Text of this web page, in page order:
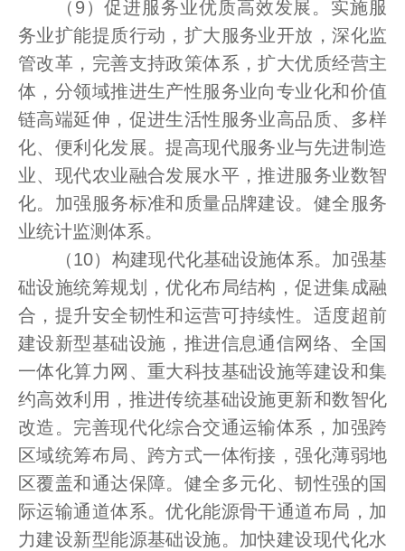
（9）促进服务业优质高效发展。实施服
务业扩能提质行动，扩大服务业开放，深化监
管改革，完善支持政策体系，扩大优质经营主
体，分领域推进生产性服务业向专业化和价值
链高端延伸，促进生活性服务业高品质、多样
化、便利化发展。提高现代服务业与先进制造
业、现代农业融合发展水平，推进服务业数智
化。加强服务标准和质量品牌建设。健全服务
业统计监测体系。
（10）构建现代化基础设施体系。加强基
础设施统筹规划，优化布局结构，促进集成融
合，提升安全韧性和运营可持续性。适度超前
建设新型基础设施，推进信息通信网络、全国
一体化算力网、重大科技基础设施等建设和集
约高效利用，推进传统基础设施更新和数智化
改造。完善现代化综合交通运输体系，加强跨
区域统筹布局、跨方式一体衔接，强化薄弱地
区覆盖和通达保障。健全多元化、韧性强的国
际运输通道体系。优化能源骨干通道布局，加
力建设新型能源基础设施。加快建设现代化水